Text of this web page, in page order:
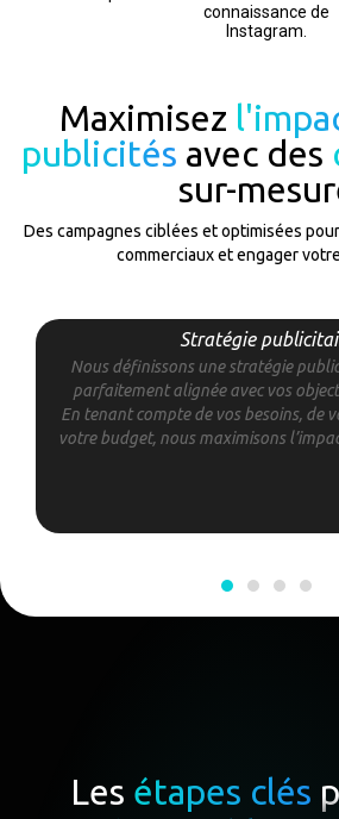
connaissance de
Instagram.
Maximisez
publicités avec des
sur-
Des campagnes ciblées et optimisées
commerciaux et engager
Stratégie
Nous définissons une stratégie
parfaitement alignée avec vos
En tenant compte de vos besoins, de
votre budget, nous maximisons
Les étapes clés